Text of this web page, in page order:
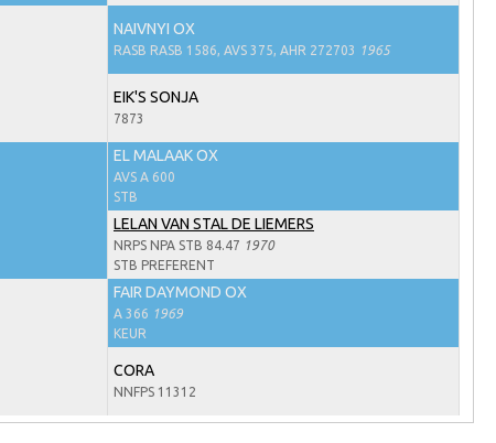
NAIVNYI OX
RASB RASB 1586, AVS 375, AHR 272703 1965
EIK'S SONJA
7873
EL MALAAK OX
AVS A 600
STB
LELAN VAN STAL DE LIEMERS
NRPS NPA STB 84.47 1970
STB PREFERENT
FAIR DAYMOND OX
A 366 1969
KEUR
CORA
NNFPS 11312